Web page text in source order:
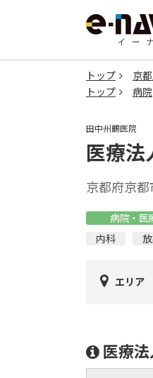
トップ 京
トップ
病院
田中州鶴医院
医療法
京都府京
病院・医
内科
エリア
医療